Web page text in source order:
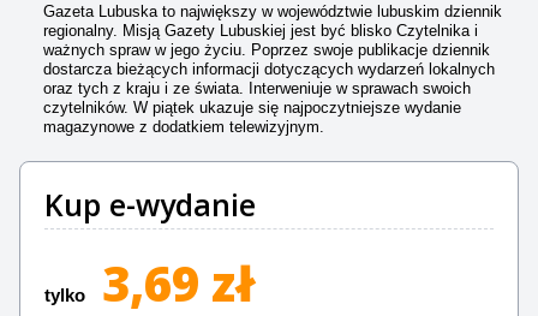
Gazeta Lubuska to największy w województwie lubuskim dziennik
regionalny. Misją Gazety Lubuskiej jest być blisko Czytelnika i
ważnych spraw w jego życiu. Poprzez swoje publikacje dziennik
dostarcza bieżących informacji dotyczących wydarzeń lokalnych
oraz tych z kraju i ze świata. Interweniuje w sprawach swoich
czytelników. W piątek ukazuje się najpoczytniejsze wydanie
magazynowe z dodatkiem telewizyjnym.
Kup e-wydanie
tylko 3,69 zł